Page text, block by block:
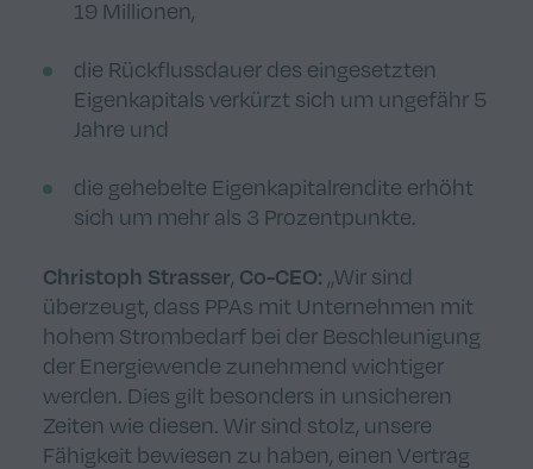
19 Millionen,
die Rückflussdauer des eingesetzten
Eigenkapitals verkürzt sich um ungefähr 5
Jahre und
die gehebelte Eigenkapitalrendite erhöht
sich um mehr als 3 Prozentpunkte.
Christoph Strasser, Co-CEO: „Wir sind
überzeugt, dass PPAs mit Unternehmen mit
hohem Strombedarf bei der Beschleunigung
der Energiewende zunehmend wichtiger
werden. Dies gilt besonders in unsicheren
Zeiten wie diesen. Wir sind stolz, unsere
Fähigkeit bewiesen zu haben, einen Vertrag